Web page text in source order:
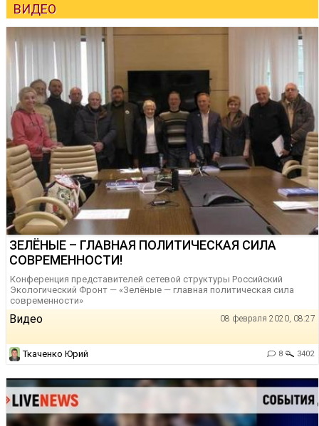
ВИДЕО
ЗЕЛЁНЫЕ – ГЛАВНАЯ ПОЛИТИЧЕСКАЯ СИЛА
СОВРЕМЕННОСТИ!
Конференция представителей сетевой структуры Российский
Экологический Фронт — «Зелёные — главная политическая сила
современности»
Видео 08 февраля 2020, 08:27
Ткаченко Юрий 8 3402